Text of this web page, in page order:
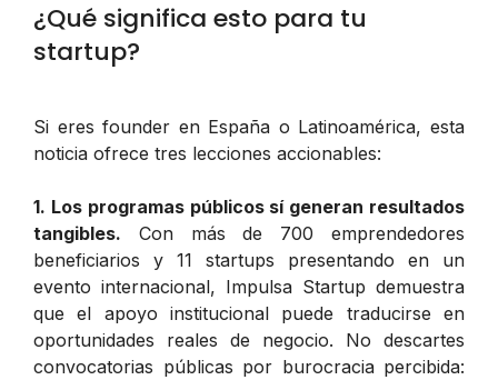
¿Qué significa esto para tu
startup?
Si eres founder en España o Latinoamérica, esta
noticia ofrece tres lecciones accionables:
1. Los programas públicos sí generan resultados
tangibles. Con más de 700 emprendedores
beneficiarios y 11 startups presentando en un
evento internacional, Impulsa Startup demuestra
que el apoyo institucional puede traducirse en
oportunidades reales de negocio. No descartes
convocatorias públicas por burocracia percibida: